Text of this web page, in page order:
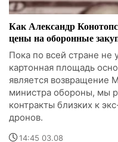
Как Александр
цены на оборонные
Пока по всей стране не
картонная площадь
является возвращение
министра обороны, мы
контракты близких к
дронов.
14:45 03.08